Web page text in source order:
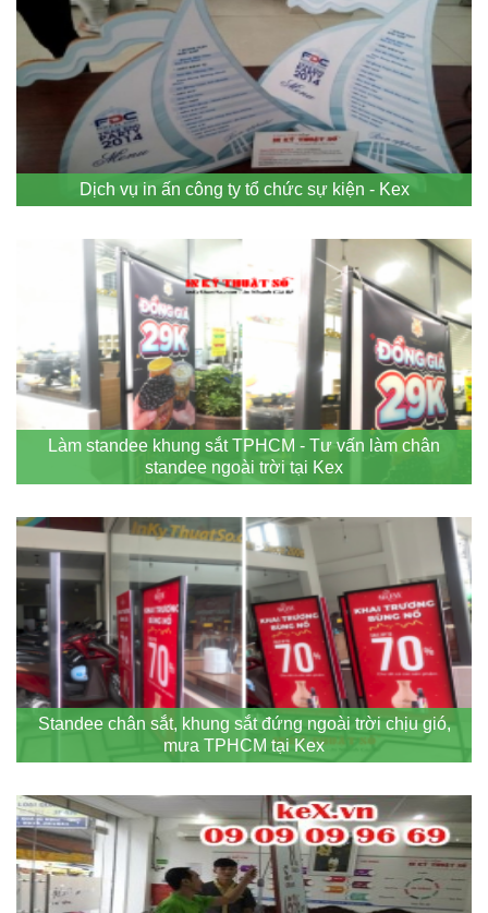
Dịch vụ in ấn công ty tổ chức sự kiện - Kex
Làm standee khung sắt TPHCM - Tư vấn làm chân
standee ngoài trời tại Kex
Standee chân sắt, khung sắt đứng ngoài trời chịu gió,
mưa TPHCM tại Kex